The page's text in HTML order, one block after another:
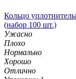
Кольцо
(набор 100 шт.)
Ужасно
Плохо
Нормально
Хорошо
Отлично